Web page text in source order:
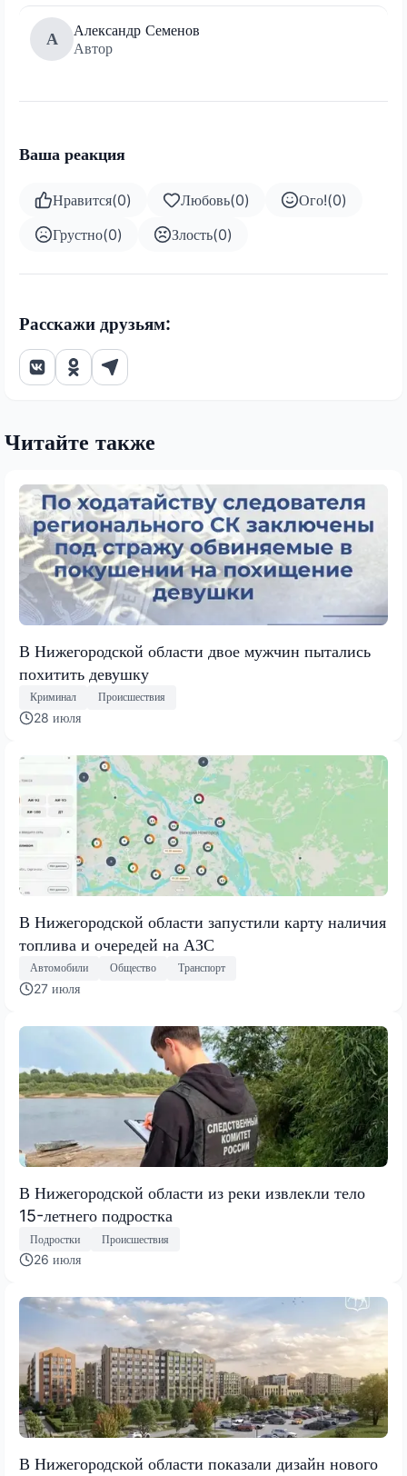
А
Александр Семенов
Автор
Ваша реакция
Нравится(0) Любовь(0) Ого!(0)
Грустно(0) Злость(0)
Расскажи друзьям:
Читайте также
В Нижегородской области двое мужчин пытались
похитить девушку
Криминал Происшествия
28 июля
В Нижегородской области запустили карту наличия
топлива и очередей на АЗС
Автомобили Общество Транспорт
27 июля
В Нижегородской области из реки извлекли тело
15-летнего подростка
Подростки Происшествия
26 июля
В Нижегородской области показали дизайн нового